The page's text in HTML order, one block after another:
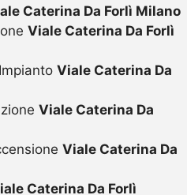
Caterina Da Forlì Milano
Viale Caterina Da Forlì
Viale Caterina Da
Viale Caterina Da
Viale Caterina Da
Caterina Da Forlì